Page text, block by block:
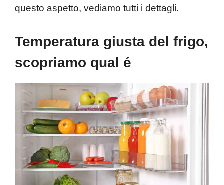
questo aspetto, vediamo tutti i dettagli.
Temperatura giusta del frigo,
scopriamo qual é